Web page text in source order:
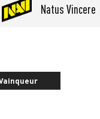
Natus Vincere